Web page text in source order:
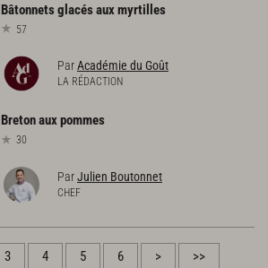
Bâtonnetsglacésauxmyrtilles
57
ParAcadémie du Goût
LA RÉDACTION
Bretonauxpommes
30
ParJulien Boutonnet
CHEF
3 4 5 6 > >>